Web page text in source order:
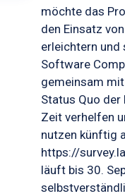
möchte das
den Einsatz
erleichtern
Software
gemeinsam
Status Quo der
Zeit verhelfen
nutzen künftig
https://
läuft bis 30.